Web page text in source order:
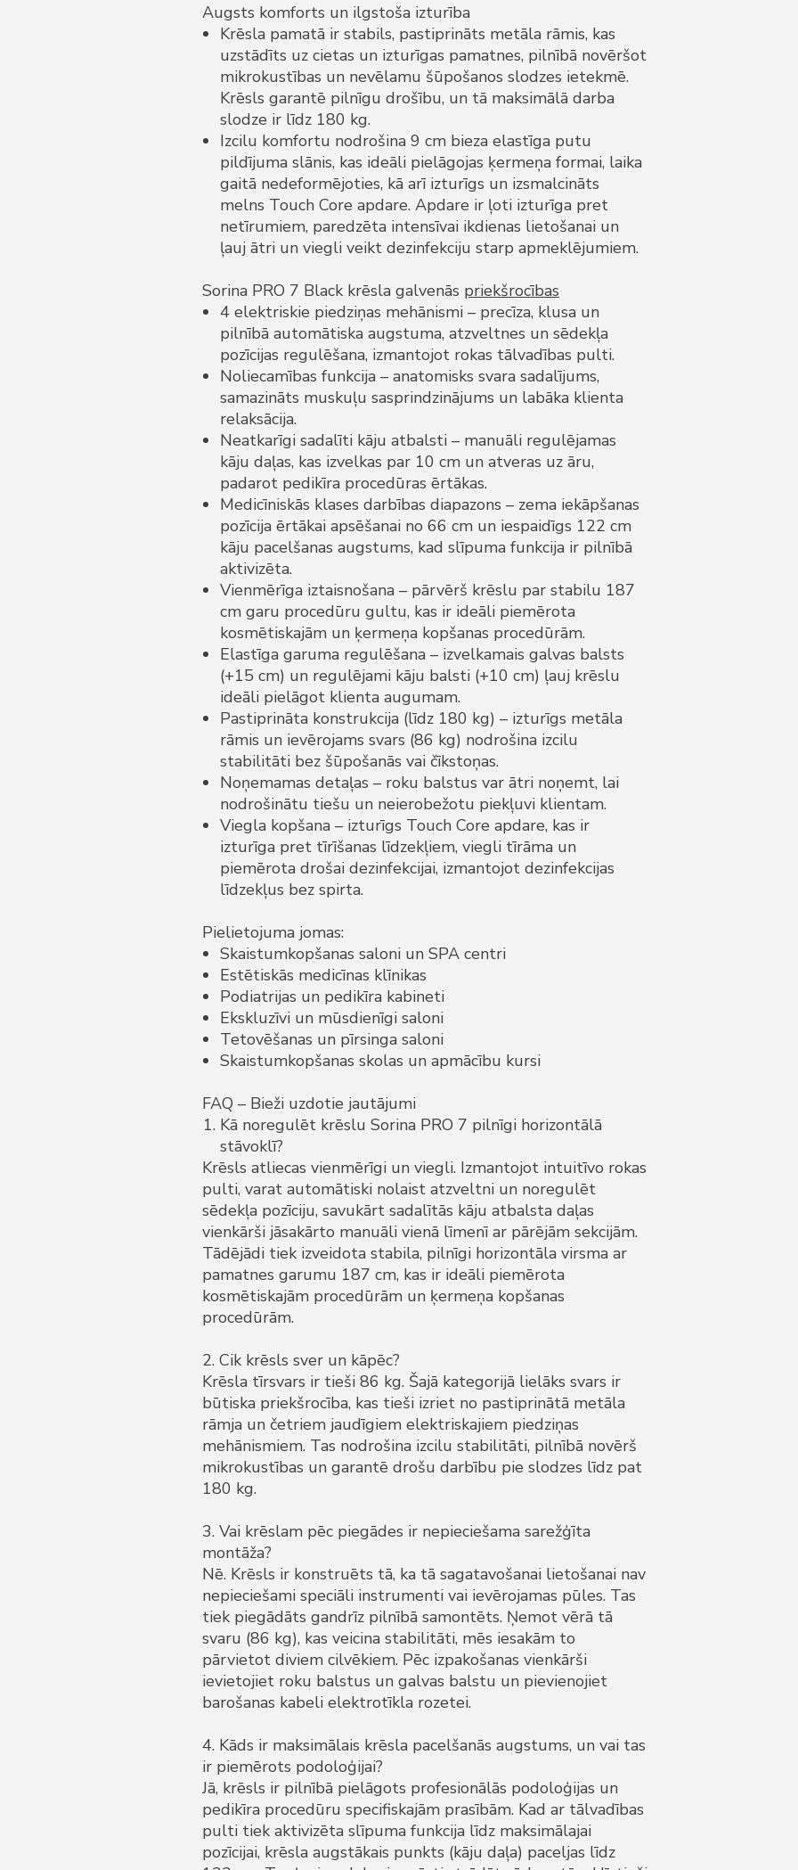
Augsts komforts un ilgstoša izturība
Krēsla pamatā ir stabils, pastiprināts metāla rāmis, kas
uzstādīts uz cietas un izturīgas pamatnes, pilnībā novēršot
mikrokustības un nevēlamu šūpošanos slodzes ietekmē.
Krēsls garantē pilnīgu drošību, un tā maksimālā darba
slodze ir līdz 180 kg.
Izcilu komfortu nodrošina 9 cm bieza elastīga putu
pildījuma slānis, kas ideāli pielāgojas ķermeņa formai, laika
gaitā nedeformējoties, kā arī izturīgs un izsmalcināts
melns Touch Core apdare. Apdare ir ļoti izturīga pret
netīrumiem, paredzēta intensīvai ikdienas lietošanai un
ļauj ātri un viegli veikt dezinfekciju starp apmeklējumiem.
Sorina PRO 7 Black krēsla galvenās priekšrocības
4 elektriskie piedziņas mehānismi – precīza, klusa un
pilnībā automātiska augstuma, atzveltnes un sēdekļa
pozīcijas regulēšana, izmantojot rokas tālvadības pulti.
Noliecamības funkcija – anatomisks svara sadalījums,
samazināts muskuļu sasprindzinājums un labāka klienta
relaksācija.
Neatkarīgi sadalīti kāju atbalsti – manuāli regulējamas
kāju daļas, kas izvelkas par 10 cm un atveras uz āru,
padarot pedikīra procedūras ērtākas.
Medicīniskās klases darbības diapazons – zema iekāpšanas
pozīcija ērtākai apsēšanai no 66 cm un iespaidīgs 122 cm
kāju pacelšanas augstums, kad slīpuma funkcija ir pilnībā
aktivizēta.
Vienmērīga iztaisnošana – pārvērš krēslu par stabilu 187
cm garu procedūru gultu, kas ir ideāli piemērota
kosmētiskajām un ķermeņa kopšanas procedūrām.
Elastīga garuma regulēšana – izvelkamais galvas balsts
(+15 cm) un regulējami kāju balsti (+10 cm) ļauj krēslu
ideāli pielāgot klienta augumam.
Pastiprināta konstrukcija (līdz 180 kg) – izturīgs metāla
rāmis un ievērojams svars (86 kg) nodrošina izcilu
stabilitāti bez šūpošanās vai čīkstoņas.
Noņemamas detaļas – roku balstus var ātri noņemt, lai
nodrošinātu tiešu un neierobežotu piekļuvi klientam.
Viegla kopšana – izturīgs Touch Core apdare, kas ir
izturīga pret tīrīšanas līdzekļiem, viegli tīrāma un
piemērota drošai dezinfekcijai, izmantojot dezinfekcijas
līdzekļus bez spirta.
Pielietojuma jomas:
Skaistumkopšanas saloni un SPA centri
Estētiskās medicīnas klīnikas
Podiatrijas un pedikīra kabineti
Ekskluzīvi un mūsdienīgi saloni
Tetovēšanas un pīrsinga saloni
Skaistumkopšanas skolas un apmācību kursi
FAQ – Bieži uzdotie jautājumi
Kā noregulēt krēslu Sorina PRO 7 pilnīgi horizontālā
stāvoklī?
Krēsls atliecas vienmērīgi un viegli. Izmantojot intuitīvo rokas
pulti, varat automātiski nolaist atzveltni un noregulēt
sēdekļa pozīciju, savukārt sadalītās kāju atbalsta daļas
vienkārši jāsakārto manuāli vienā līmenī ar pārējām sekcijām.
Tādējādi tiek izveidota stabila, pilnīgi horizontāla virsma ar
pamatnes garumu 187 cm, kas ir ideāli piemērota
kosmētiskajām procedūrām un ķermeņa kopšanas
procedūrām.
2. Cik krēsls sver un kāpēc?
Krēsla tīrsvars ir tieši 86 kg. Šajā kategorijā lielāks svars ir
būtiska priekšrocība, kas tieši izriet no pastiprinātā metāla
rāmja un četriem jaudīgiem elektriskajiem piedziņas
mehānismiem. Tas nodrošina izcilu stabilitāti, pilnībā novērš
mikrokustības un garantē drošu darbību pie slodzes līdz pat
180 kg.
3. Vai krēslam pēc piegādes ir nepieciešama sarežģīta
montāža?
Nē. Krēsls ir konstruēts tā, ka tā sagatavošanai lietošanai nav
nepieciešami speciāli instrumenti vai ievērojamas pūles. Tas
tiek piegādāts gandrīz pilnībā samontēts. Ņemot vērā tā
svaru (86 kg), kas veicina stabilitāti, mēs iesakām to
pārvietot diviem cilvēkiem. Pēc izpakošanas vienkārši
ievietojiet roku balstus un galvas balstu un pievienojiet
barošanas kabeli elektrotīkla rozetei.
4. Kāds ir maksimālais krēsla pacelšanās augstums, un vai tas
ir piemērots podoloģijai?
Jā, krēsls ir pilnībā pielāgots profesionālās podoloģijas un
pedikīra procedūru specifiskajām prasībām. Kad ar tālvadības
pulti tiek aktivizēta slīpuma funkcija līdz maksimālajai
pozīcijai, krēsla augstākais punkts (kāju daļa) paceljas līdz